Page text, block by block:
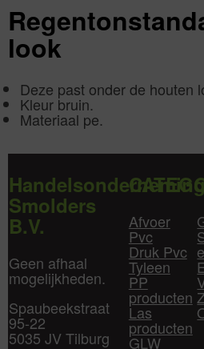
look
Deze past onder de houten
Kleur bruin.
Materiaal pe.
Smolders
B.V.
Geen afhaal
mogelijkheden.
Spaubeekstraat
95-22
5035 JV Tilburg
Afvoer
Pvc
Druk Pvc
Tyleen
PP
producten
Las
producten
GLW